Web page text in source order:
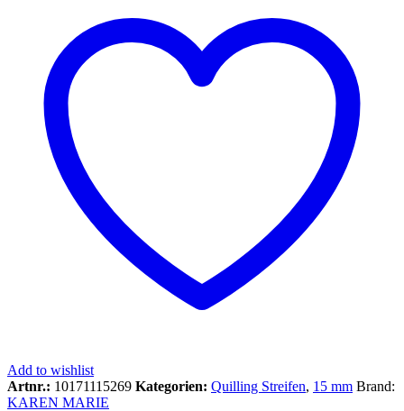
Add to wishlist
Artnr.: 10171115269 Kategorien: Quilling Streifen, 15 mm Brand:
KAREN MARIE